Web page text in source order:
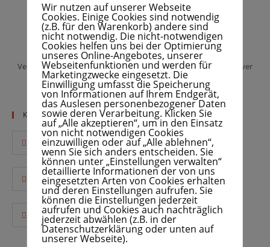
WOLFRAM DAUR
Spezialist für: Online Marketing, E-Commerce, SEO, SEA,
Vermarktung, Business Developper, Produktentwickler... kreativer
Geist, Wanderprediger
Kontakt
Addresse:
Mittelfranken, Bayern, Deutschland
Mobile:
0175 246 38 75
Email:
wolfram@daur.onlineOpens
in
your
Wir nutzen auf unserer Webseite
Cookies. Einige Cookies sind notwendig
(z.B. für den Warenkorb) andere sind
nicht notwendig. Die nicht-notwendigen
Cookies helfen uns bei der Optimierung
unseres Online-Angebotes, unserer
Webseitenfunktionen und werden für
Marketingzwecke eingesetzt. Die
Einwilligung umfasst die Speicherung
von Informationen auf Ihrem Endgerät,
das Auslesen personenbezogener Daten
sowie deren Verarbeitung. Klicken Sie
auf „Alle akzeptieren“, um in den Einsatz
von nicht notwendigen Cookies
einzuwilligen oder auf „Alle ablehnen“,
wenn Sie sich anders entscheiden. Sie
können unter „Einstellungen verwalten“
detaillierte Informationen der von uns
eingesetzten Arten von Cookies erhalten
und deren Einstellungen aufrufen. Sie
können die Einstellungen jederzeit
aufrufen und Cookies auch nachträglich
jederzeit abwählen (z.B. in der
Datenschutzerklärung oder unten auf
unserer Webseite).